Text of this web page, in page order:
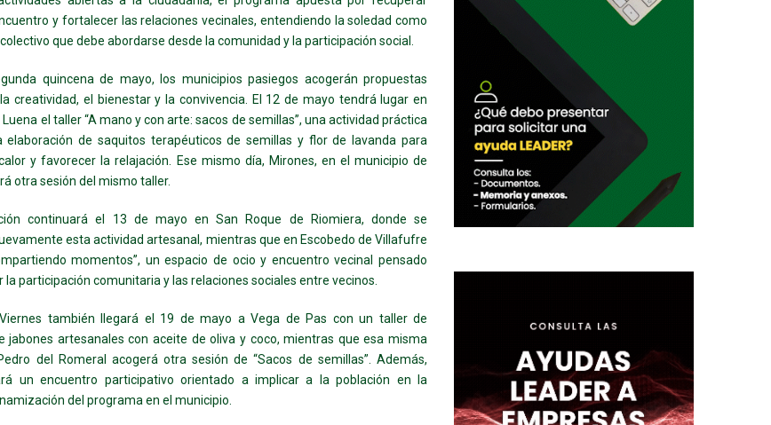
y fortalecer las relaciones vecinales, entendiendo la soledad como
que debe abordarse desde la comunidad y la participación social.
quincena de mayo, los municipios pasiegos acogerán propuestas
creatividad, el bienestar y la convivencia. El 12 de mayo tendrá lugar en
el taller “A mano y con arte: sacos de semillas”, una actividad práctica
elaboración de saquitos terapéuticos de semillas y flor de lavanda para
y favorecer la relajación. Ese mismo día, Mirones, en el municipio de
otra sesión del mismo taller.
continuará el 13 de mayo en San Roque de Riomiera, donde se
esta actividad artesanal, mientras que en Escobedo de Villafufre
momentos”, un espacio de ocio y encuentro vecinal pensado
participación comunitaria y las relaciones sociales entre vecinos.
también llegará el 19 de mayo a Vega de Pas con un taller de
jabones artesanales con aceite de oliva y coco, mientras que esa misma
del Romeral acogerá otra sesión de “Sacos de semillas”. Además,
un encuentro participativo orientado a implicar a la población en la
del programa en el municipio.